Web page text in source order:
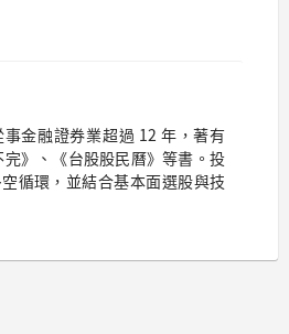
金融證券業超過 12 年，著有
完》、《台股股民曆》等書。投
循環，並結合基本面選股與技